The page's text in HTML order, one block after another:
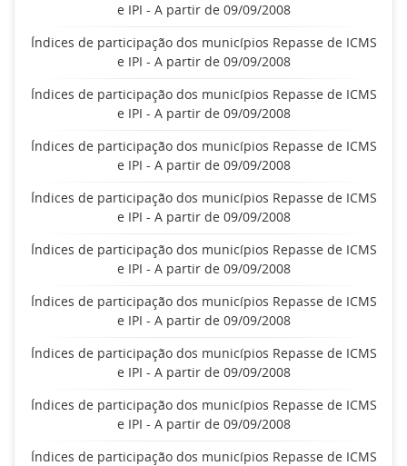
e IPI - A partir de 09/09/2008
Índices de participação dos municípios Repasse de ICMS
e IPI - A partir de 09/09/2008
Índices de participação dos municípios Repasse de ICMS
e IPI - A partir de 09/09/2008
Índices de participação dos municípios Repasse de ICMS
e IPI - A partir de 09/09/2008
Índices de participação dos municípios Repasse de ICMS
e IPI - A partir de 09/09/2008
Índices de participação dos municípios Repasse de ICMS
e IPI - A partir de 09/09/2008
Índices de participação dos municípios Repasse de ICMS
e IPI - A partir de 09/09/2008
Índices de participação dos municípios Repasse de ICMS
e IPI - A partir de 09/09/2008
Índices de participação dos municípios Repasse de ICMS
e IPI - A partir de 09/09/2008
Índices de participação dos municípios Repasse de ICMS